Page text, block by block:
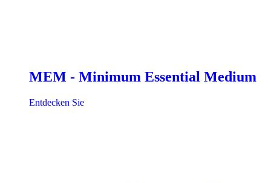
MEM - Minimum Essential Medium
Entdecken Sie